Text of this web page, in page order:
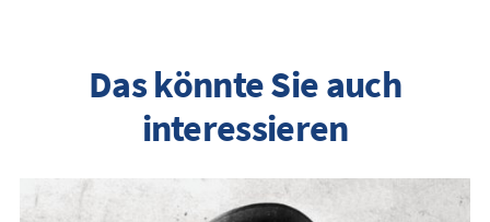
Das könnte Sie auch
interessieren